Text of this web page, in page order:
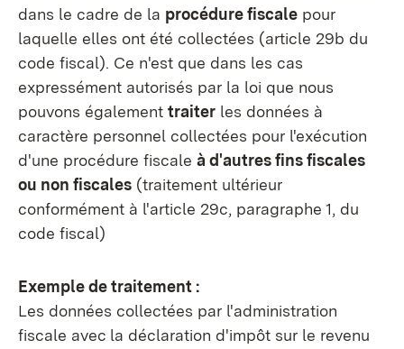
dans le cadre de la procédure fiscale pour
laquelle elles ont été collectées (article 29b du
code fiscal). Ce n'est que dans les cas
expressément autorisés par la loi que nous
pouvons également traiter les données à
caractère personnel collectées pour l'exécution
d'une procédure fiscale à d'autres fins fiscales
ou non fiscales (traitement ultérieur
conformément à l'article 29c, paragraphe 1, du
code fiscal)
Exemple de traitement :
Les données collectées par l'administration
fiscale avec la déclaration d'impôt sur le revenu